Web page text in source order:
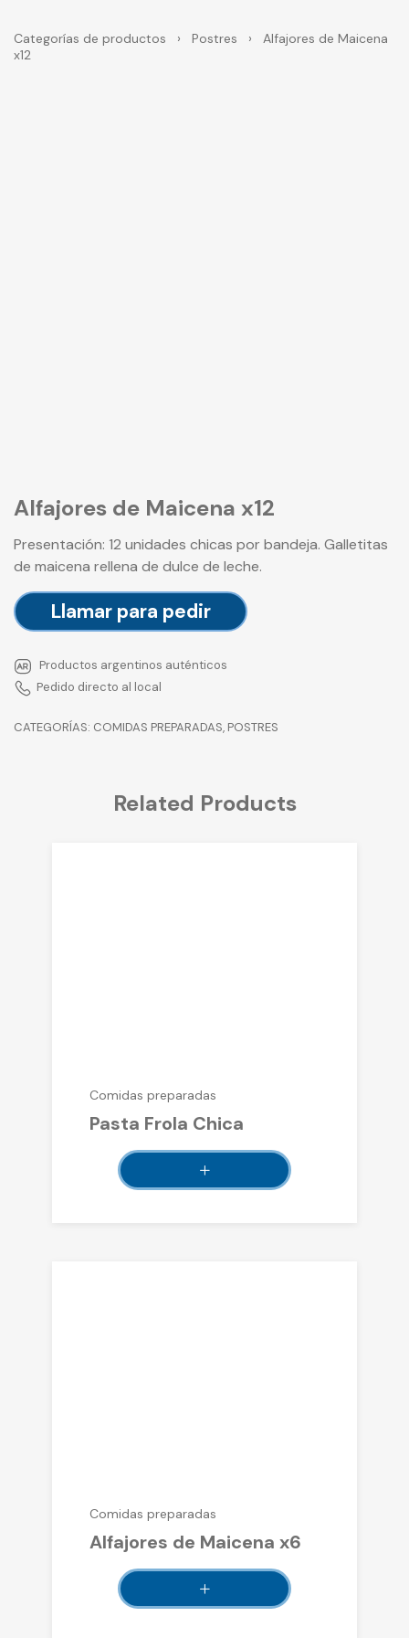
Categorías de productos › Postres ›
Alfajores de Maicena
x12
Alfajores de Maicena x12
Presentación: 12 unidades chicas por bandeja. Galletitas
de maicena rellena de dulce de leche.
Llamar para pedir
Productos argentinos auténticos
Pedido directo al local
CATEGORÍAS: COMIDAS PREPARADAS, POSTRES
Related Products
Comidas preparadas
Pasta Frola Chica
Comidas preparadas
Alfajores de Maicena x6